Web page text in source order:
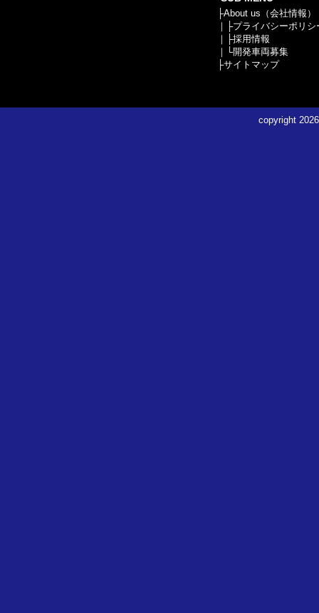
├About us（会社情報）
｜├プライバシーポリシ
｜├採用情報
｜└開発車両募集
├サイトマップ
copyright